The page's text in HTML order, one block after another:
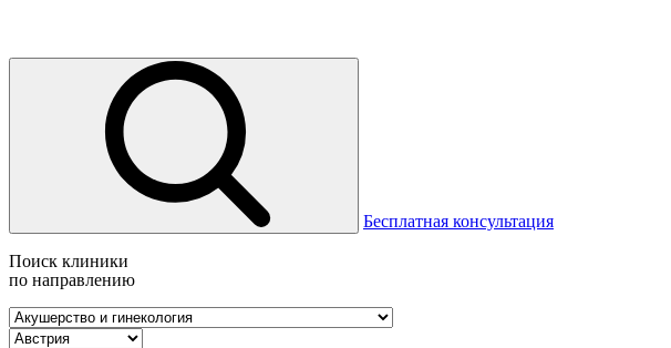
Бесплатная консультация
Поиск клиники
по направлению